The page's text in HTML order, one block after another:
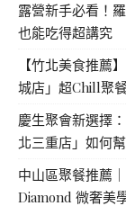
露營新手必看！
也能吃得超講究
【竹北美食推薦
城店」超Chill聚
慶生聚會新選擇
北三重店」如何
中山區聚餐推薦
Diamond 微奢美